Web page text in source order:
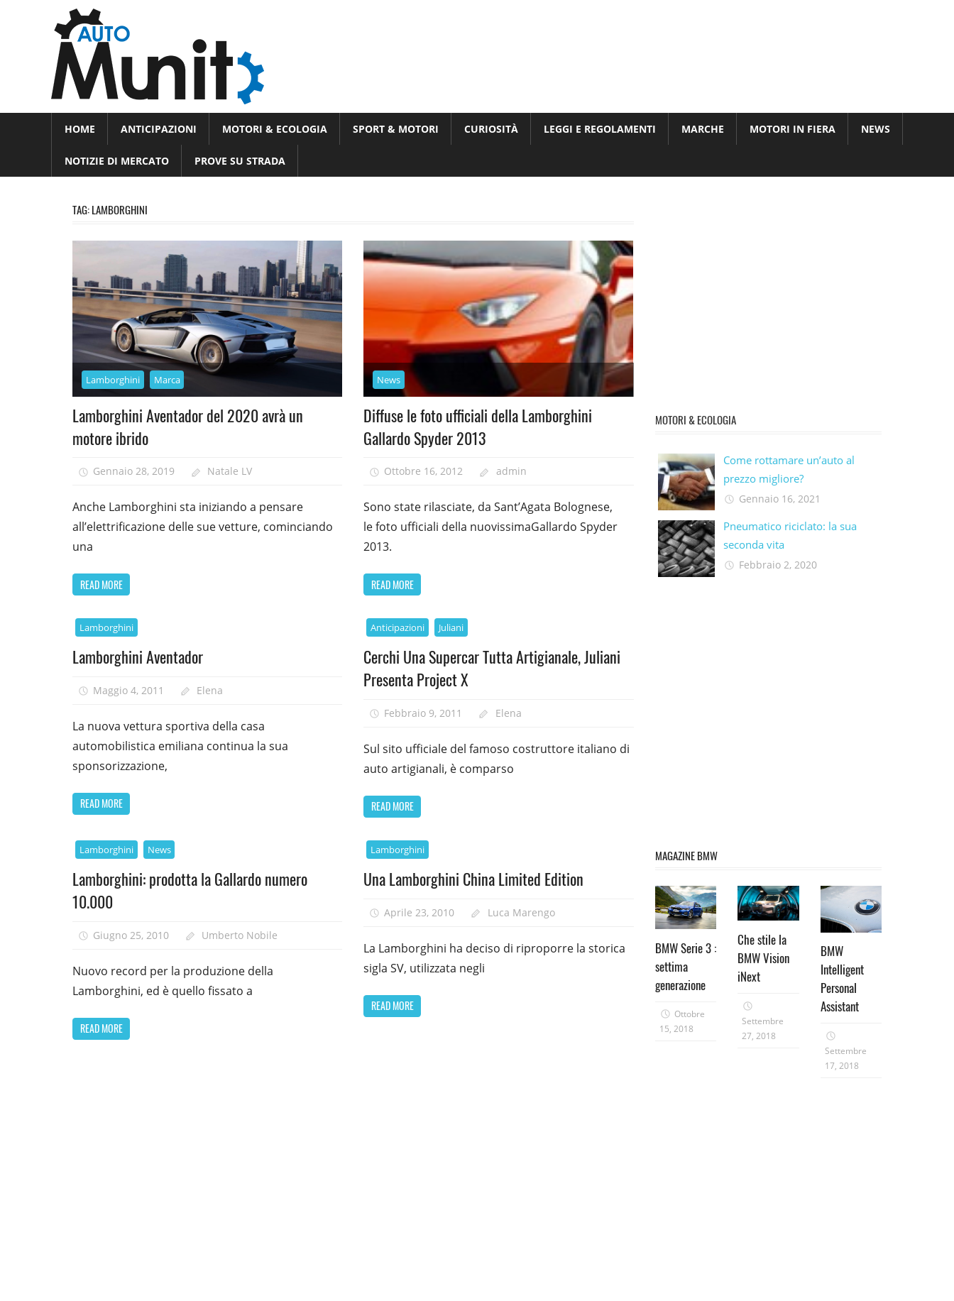
e
motori
Novità
dal
HOME ANTICIPAZIONI MOTORI & ECOLOGIA SPORT & MOTORI CURIOSITÀ LEGGI E REGOLAMENTI MARCHE MOTORI IN FIERA NEWS
NOTIZIE DI MERCATO PROVE SU STRADA
TAG:LAMBORGHINI
Lamborghini Marca
Lamborghini Aventador del 2020 avrà un
motore ibrido
Gennaio 28, 2019 Natale LV
Anche Lamborghini sta iniziando a pensare
all’elettrificazione delle sue vetture, cominciando
una
READ MORE
News
Diffuse le foto ufficiali della Lamborghini
Gallardo Spyder 2013
Ottobre 16, 2012 admin
Sono state rilasciate, da Sant’Agata Bolognese,
le foto ufficiali della nuovissimaGallardo Spyder
2013.
READ MORE
Lamborghini
Lamborghini Aventador
Maggio 4, 2011 Elena
La nuova vettura sportiva della casa
automobilistica emiliana continua la sua
sponsorizzazione,
READ MORE
Anticipazioni Juliani
Cerchi Una Supercar Tutta Artigianale, Juliani
Presenta Project X
Febbraio 9, 2011 Elena
Sul sito ufficiale del famoso costruttore italiano di
auto artigianali, è comparso
READ MORE
Lamborghini News
Lamborghini: prodotta la Gallardo numero
10.000
Giugno 25, 2010 Umberto Nobile
Nuovo record per la produzione della
Lamborghini, ed è quello fissato a
READ MORE
Lamborghini
Una Lamborghini China Limited Edition
Aprile 23, 2010 Luca Marengo
La Lamborghini ha deciso di riproporre la storica
sigla SV, utilizzata negli
READ MORE
MOTORI & ECOLOGIA
Come rottamare un’auto al
prezzo migliore?
Gennaio 16, 2021
Pneumatico riciclato: la sua
seconda vita​
Febbraio 2, 2020
MAGAZINE BMW
BMW Serie 3 :
settima
generazione
Ottobre
15, 2018
Che stile la
BMW Vision
iNext
Settembre
27, 2018
BMW
Intelligent
Personal
Assistant
Settembre
17, 2018